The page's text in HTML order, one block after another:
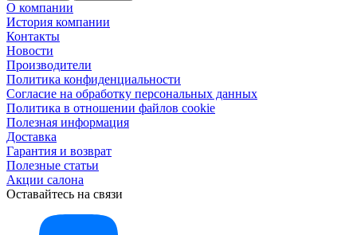
О компании
История компании
Контакты
Новости
Производители
Политика конфиденциальности
Согласие на обработку персональных данных
Политика в отношении файлов cookie
Полезная информация
Доставка
Гарантия и возврат
Полезные статьи
Акции салона
Оставайтесь на связи